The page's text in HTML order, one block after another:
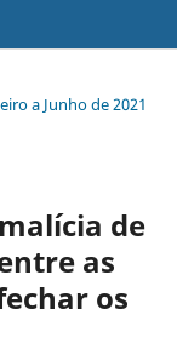
a Junho de 2021
de
as
os